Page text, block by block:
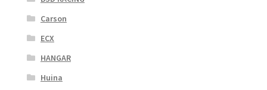
Carson
ECX
HANGAR
Huina